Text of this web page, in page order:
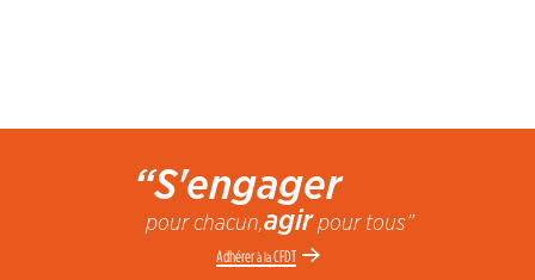
“S'engager
pour chacun,agirpour tous”
Adhérerà laCFDT